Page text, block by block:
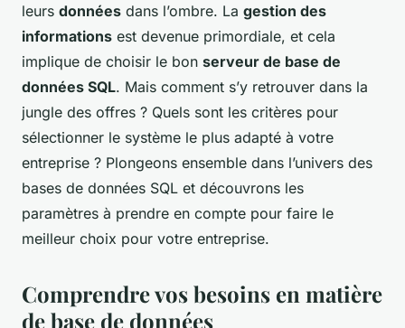
leurs données dans l’ombre. La gestion des
informations est devenue primordiale, et cela
implique de choisir le bon serveur de base de
données SQL. Mais comment s’y retrouver dans la
jungle des offres ? Quels sont les critères pour
sélectionner le système le plus adapté à votre
entreprise ? Plongeons ensemble dans l’univers des
bases de données SQL et découvrons les
paramètres à prendre en compte pour faire le
meilleur choix pour votre entreprise.
Comprendre vos besoins en matière
de base de données